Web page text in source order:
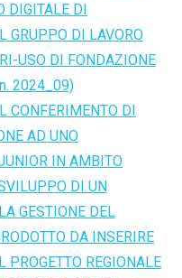
DIGITALE DI
GRUPPO DI LAVORO
USO DI FONDAZIONE
2024_09)
CONFERIMENTO DI
AD UNO
IN AMBITO
DI UN
GESTIONE DEL
DA INSERIRE
PROGETTO REGIONALE